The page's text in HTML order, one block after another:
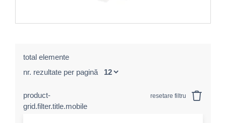
total elemente
nr. rezultate per pagină
product-
grid.filter.title.mobile
resetare filtru